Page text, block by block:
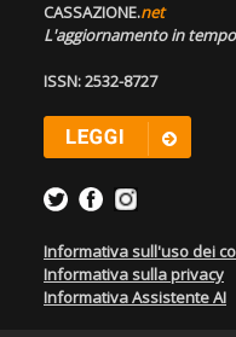
CASSAZIONE.net
L'aggiornamento in
ISSN: 2532-8727
Informativa sull'uso dei
Informativa sulla privacy
Informativa Assistente AI